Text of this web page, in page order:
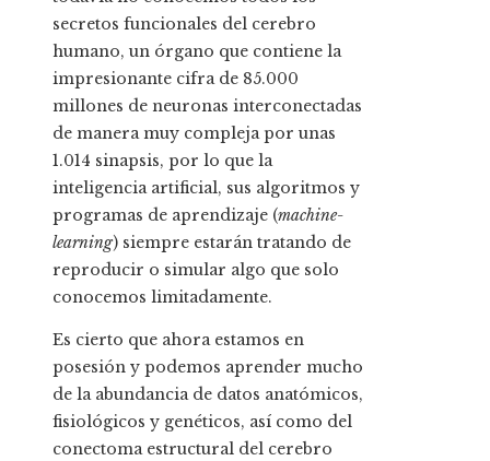
secretos funcionales del cerebro
humano, un órgano que contiene la
impresionante cifra de 85.000
millones de neuronas interconectadas
de manera muy compleja por unas
1.014 sinapsis, por lo que la
inteligencia artificial, sus algoritmos y
programas de aprendizaje (machine-
learning) siempre estarán tratando de
reproducir o simular algo que solo
conocemos limitadamente.
Es cierto que ahora estamos en
posesión y podemos aprender mucho
de la abundancia de datos anatómicos,
fisiológicos y genéticos, así como del
conectoma estructural del cerebro